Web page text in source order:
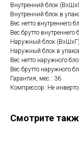
Внутренний блок
Внутренний блок в
Вес нетто внутреннего
Вес брутто внутреннего
Наружный блок
Наружный блок в
Вес нетто наружного
Вес брутто наружного
Гарантия, мес.: 36
Компрессор: Не
Смотрите